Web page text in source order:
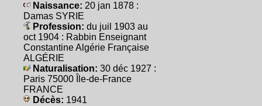
Naissance: 20 jan 1878 :
Damas SYRIE
Profession: du juil 1903 au
oct 1904 : Rabbin Enseignant
Constantine Algérie Française
ALGÉRIE
Naturalisation: 30 déc 1927 :
Paris 75000 Île-de-France
FRANCE
Décès: 1941